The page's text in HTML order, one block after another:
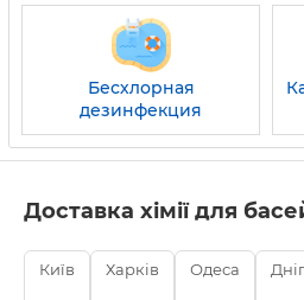
Бесхлорная
дезинфекция
Доставка хімії для
Київ Харків Одеса